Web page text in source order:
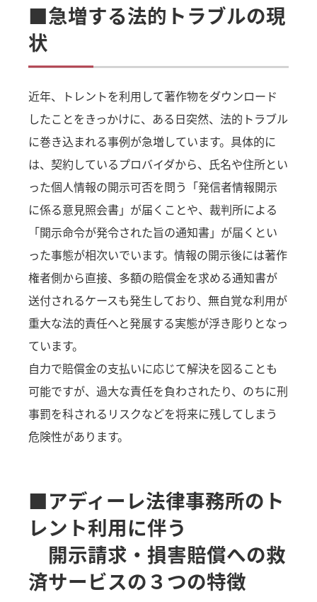
■急増する法的トラブルの現
状
近年、トレントを利用して著作物をダウンロード
したことをきっかけに、ある日突然、法的トラブル
に巻き込まれる事例が急増しています。具体的に
は、契約しているプロバイダから、氏名や住所とい
った個人情報の開示可否を問う「発信者情報開示
に係る意見照会書」が届くことや、裁判所による
「開示命令が発令された旨の通知書」が届くとい
った事態が相次いでいます。情報の開示後には著作
権者側から直接、多額の賠償金を求める通知書が
送付されるケースも発生しており、無自覚な利用が
重大な法的責任へと発展する実態が浮き彫りとなっ
ています。
自力で賠償金の支払いに応じて解決を図ることも
可能ですが、過大な責任を負わされたり、のちに刑
事罰を科されるリスクなどを将来に残してしまう
危険性があります。
■アディーレ法律事務所のト
レント利用に伴う
開示請求・損害賠償への救
済サービスの３つの特徴